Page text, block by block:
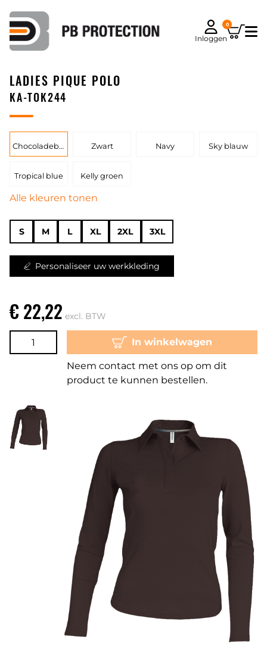
Inloggen
0
LADIES PIQUE POLO
KA-TOK244
Chocoladebruin Zwart Navy Sky blauw
Tropical blue Kelly groen
Alle kleuren tonen
S M L XL 2XL 3XL
Personaliseer uw werkkleding
€ 22,22 excl. BTW
In winkelwagen
Neem contact met ons op om dit
product te kunnen bestellen.